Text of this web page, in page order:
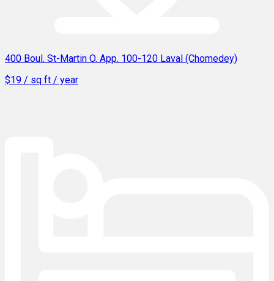
400 Boul. St-Martin O. App. 100-120 Laval (Chomedey)
$19 / sq ft / year